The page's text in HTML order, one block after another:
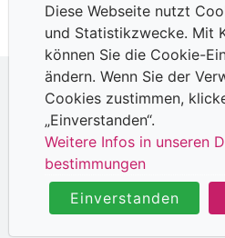
Diese Webseite nutzt
und Statistik­zwecke. Mit
können Sie die Cookie-
ändern. Wenn Sie der
Cookies zustimmen,
„Einverstanden“.
Weitere Infos in unseren
bestimmungen
Einverstanden
Datenschutzhinweise
©2026 Alle Rechte
Powered by